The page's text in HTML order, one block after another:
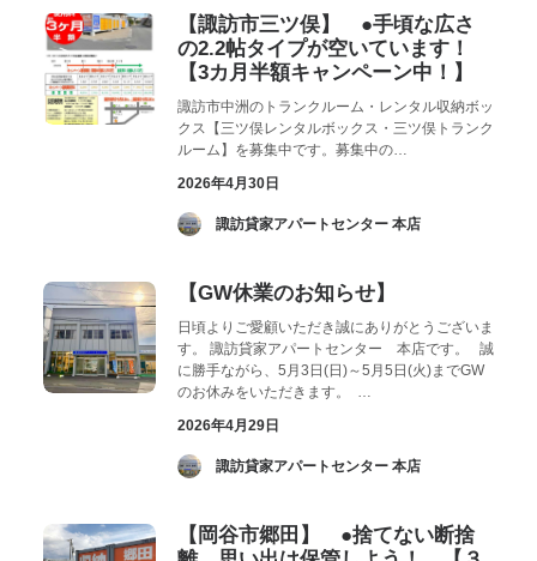
【諏訪市三ツ俣】 ●手頃な広さ
の2.2帖タイプが空いています！
【3カ月半額キャンペーン中！】
諏訪市中洲のトランクルーム・レンタル収納ボッ
クス【三ツ俣レンタルボックス・三ツ俣トランク
ルーム】を募集中です。募集中の…
2026年4月30日
­ 諏訪貸家アパートセンター 本店
【GW休業のお知らせ】
日頃よりご愛顧いただき誠にありがとうございま
す。 諏訪貸家アパートセンター 本店です。 誠
に勝手ながら、5月3日(日)～5月5日(火)までGW
のお休みをいただきます。 …
2026年4月29日
­ 諏訪貸家アパートセンター 本店
【岡谷市郷田】 ●捨てない断捨